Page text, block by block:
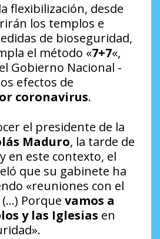
flexibilización, desde
los templos e
de bioseguridad,
el método «7+7«,
Gobierno Nacional -
efectos de
coronavirus.
el presidente de la
Maduro, la tarde de
en este contexto, el
que su gabinete ha
«reuniones con el
Porque vamos a
y las Iglesias en